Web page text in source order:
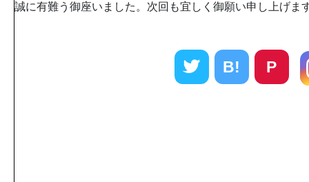
誠に有難う御座いました。次回も宜しく御願い申し上げま
B! P